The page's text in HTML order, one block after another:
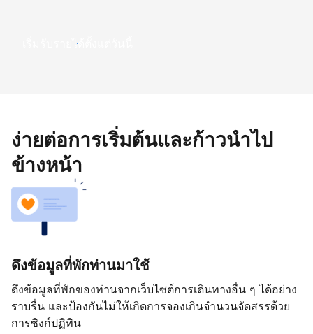
เริ่มรับรายได้ตั้งแต่วันนี้
ง่ายต่อการเริ่มต้นและก้าวนำไป
ข้างหน้า
ดึงข้อมูลที่พักท่านมาใช้
ดึงข้อมูลที่พักของท่านจากเว็บไซต์การเดินทางอื่น ๆ ได้อย่าง
ราบรื่น และป้องกันไม่ให้เกิดการจองเกินจำนวนจัดสรรด้วย
การซิงก์ปฏิทิน